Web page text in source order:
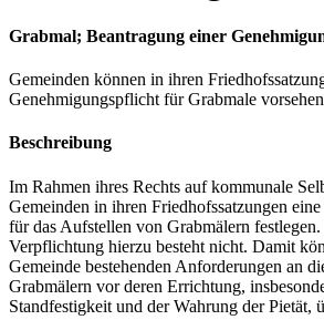
Grabmal; Beantragung einer
Gemeinden können in ihren
Genehmigungspflicht für Grabmale
Beschreibung
Im Rahmen ihres Rechts auf kommunale
Gemeinden in ihren Friedhofssatzungen
für das Aufstellen von Grabmälern
Verpflichtung hierzu besteht nicht. Damit
Gemeinde bestehenden Anforderungen an
Grabmälern vor deren Errichtung,
Standfestigkeit und der Wahrung der Pietät,